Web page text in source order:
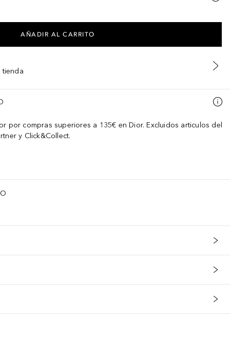
AÑADIR AL CARRITO
tienda
por compras superiores a 135€ en Dior. Excluidos articulos del
y Click&Collect.